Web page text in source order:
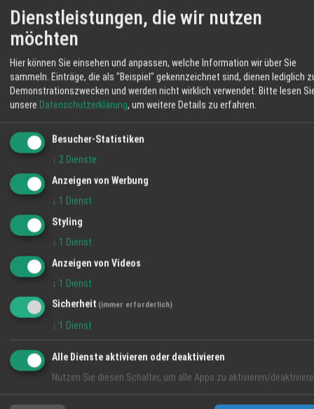
Wartung und Reparatur aller gängigen Geräte -
Kettenschärfen sowie Hol- und Bringservice
funktionieren, wenn Sie sie brauchen. Ob
Motorsäge, Rasenmäher oder Rasenroboter –
wir sorgen für Zuverlässigkeit, Sicherheit und
Langlebigkeit. Besuchen Sie uns in Lahr oder
Team von Haller Forst & Gartengeräte ist für
News
News
WETTER LAHR
20 °C
Klarer Himmel
FR
31° / 19°
Dienstleistungen, die wir nutzen
möchten
Hier können Sie einsehen und anpassen, welche Information wir über Sie
sammeln. Einträge, die als "Beispiel" gekennzeichnet sind, dienen lediglich
Demonstrationszwecken und werden nicht wirklich verwendet. Bitte lesen
unsere Datenschutzerklärung, um weitere Details zu erfahren.
Besucher-Statistiken
↓ 2 Dienste
Anzeigen von Werbung
↓ 1 Dienst
Styling
↓ 1 Dienst
Anzeigen von Videos
↓ 1 Dienst
Sicherheit (immer erforderlich)
↓ 1 Dienst
Alle Dienste aktivieren oder deaktivieren
Nutzen Sie diesen Schalter, um alle Apps zu aktivieren/